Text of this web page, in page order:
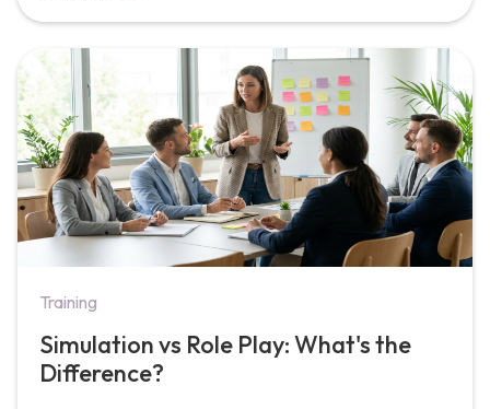
Training
Simulation vs Role Play: What's the
Difference?